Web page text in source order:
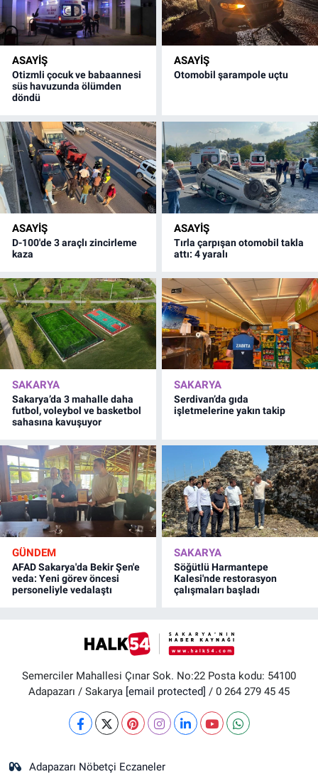
ASAYİŞ
Otizmli çocuk ve babaannesi
süs havuzunda ölümden
döndü
ASAYİŞ
Otomobil şarampole uçtu
ASAYİŞ
D-100'de 3 araçlı zincirleme
kaza
ASAYİŞ
Tırla çarpışan otomobil takla
attı: 4 yaralı
SAKARYA
Sakarya’da 3 mahalle daha
futbol, voleybol ve basketbol
sahasına kavuşuyor
SAKARYA
Serdivan’da gıda
işletmelerine yakın takip
GÜNDEM
AFAD Sakarya'da Bekir Şen'e
veda: Yeni görev öncesi
personeliyle vedalaştı
SAKARYA
Söğütlü Harmantepe
Kalesi'nde restorasyon
çalışmaları başladı
Semerciler Mahallesi Çınar Sok. No:22 Posta kodu: 54100
Adapazarı / Sakarya [email protected] / 0 264 279 45 45
Adapazarı Nöbetçi Eczaneler